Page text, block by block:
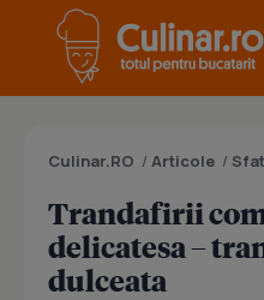
Culinar.RO / Articole /
Trandafirii
delicatesa –
dulceata